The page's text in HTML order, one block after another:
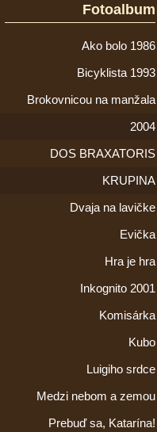
Fotoalbum
Ako bolo 1986
Bicyklista 1993
Brokovnicou na manžala
2004
DOS BRAXATORIS
KRUPINA
Dvaja na lavičke
Evička
Hra je hra
Inkognito 2001
Komisárka
Kubo
Luigiho srdce
Medzi nebom a zemou
Prebuď sa, Katarína!